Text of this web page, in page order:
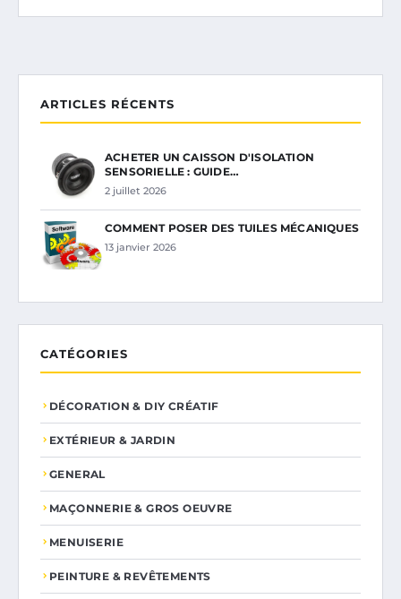
ARTICLES RÉCENTS
ACHETER UN CAISSON D'ISOLATION
SENSORIELLE : GUIDE…
2 juillet 2026
COMMENT POSER DES TUILES MÉCANIQUES
13 janvier 2026
CATÉGORIES
DÉCORATION & DIY CRÉATIF
EXTÉRIEUR & JARDIN
GENERAL
MAÇONNERIE & GROS OEUVRE
MENUISERIE
PEINTURE & REVÊTEMENTS